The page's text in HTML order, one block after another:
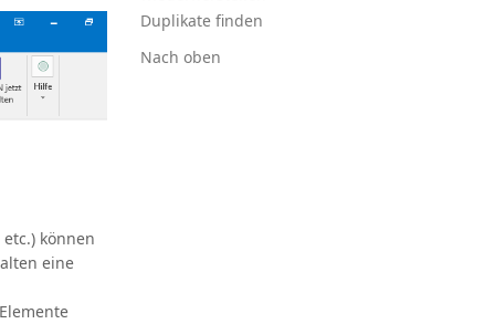
können
eine
Duplikate finden
Nach oben